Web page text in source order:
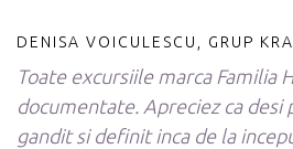
DENISA VOICULESCU, GRUP
Toate excursiile marca Familia
documentate. Apreciez ca
gandit si definit inca de la